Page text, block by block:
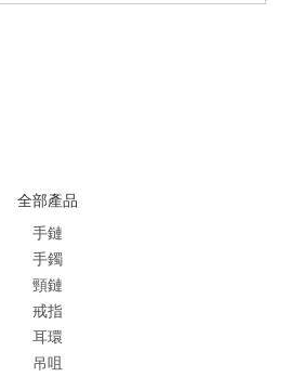
全部產品
手鏈
手鐲
頸鏈
戒指
耳環
吊咀